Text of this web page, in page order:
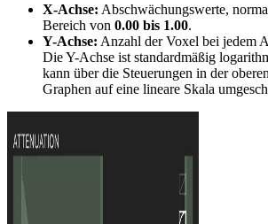
X-Achse: Abschwächungswerte,
Bereich von 0.00 bis 1.00.
Y-Achse: Anzahl der Voxel bei jedem
Die Y-Achse ist standardmäßig
kann über die Steuerungen in der
Graphen auf eine lineare Skala